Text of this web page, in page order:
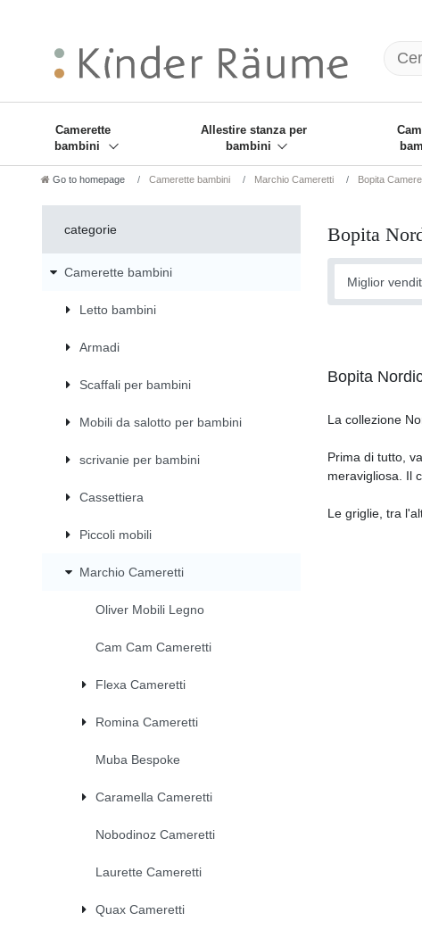
Camerette
bambini
Allestire stanza per
bambini
Go to homepage Camerette bambini Marchio Cameretti Bopita
categorie
Camerette bambini
Letto bambini
Armadi
Scaffali per bambini
Mobili da salotto per bambini
scrivanie per bambini
Cassettiera
Piccoli mobili
Marchio Cameretti
Oliver Mobili Legno
Cam Cam Cameretti
Flexa Cameretti
Romina Cameretti
Muba Bespoke
Caramella Cameretti
Nobodinoz Cameretti
Laurette Cameretti
Quax Cameretti
Bopita
Bopita
La collezione
Prima di tutto,
meravigliosa. Il
Le griglie, tra